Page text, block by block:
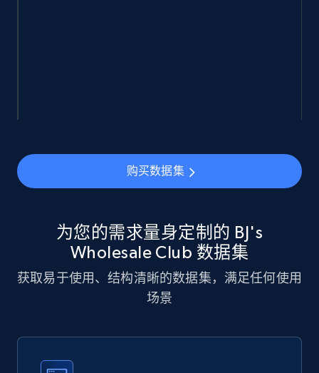
display name, Seller email, Seller phone, Seller
about us, and more.
912+ 88+ 立即购买
count, Description, Image, and more.
购买数据集
为您的需求量身定制的 BJ's
Wholesale Club 数据集
获取易于使用、结构清晰的数据集，满足任何使用
场景